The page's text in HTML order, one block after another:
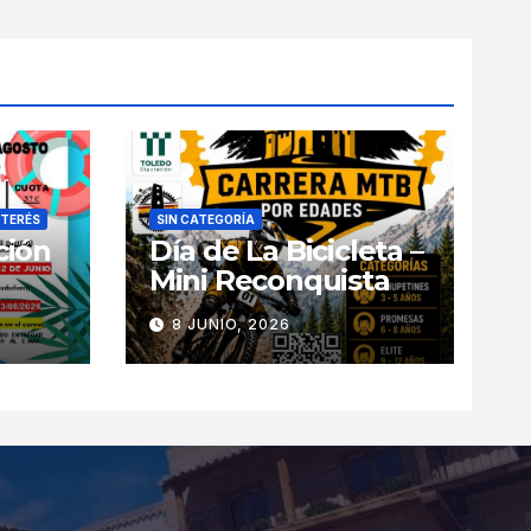
SIN CATEGORÍA
Día de La Bicicleta –
Mini Reconquista
8 JUNIO, 2026